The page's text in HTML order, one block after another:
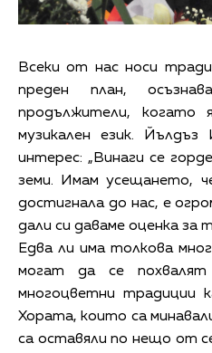
Всеки от нас носи
преден план,
продължители, когато
музикален език.
интерес: „Винаги се
земи. Имам усещането,
достигнала до нас, е
дали си даваме оценка за
Едва ли има толкова
могат да се
многоцветни традиции
Хората, които са
са оставяли по нещо от